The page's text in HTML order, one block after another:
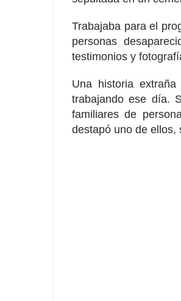
Trabajaba para el
personas
testimonios y
Una historia
trabajando ese día.
familiares de
destapó uno de ellos,